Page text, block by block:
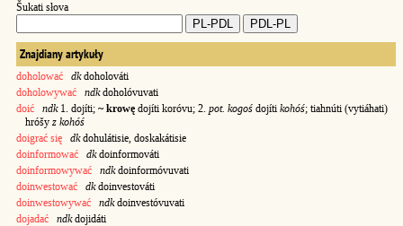
Šukati słova
Znajdiany artykuły
doholować dkdoholováti
doholowywać
ndkdoholóvuvati
doić
ndk1. dojíti; ~ krowę dojíti koróvu; 2. pot. kogoś dojíti kohóś; tiahnúti (vytiáhati)
hróšy z kohóś
doigrać się
dkdohulátisie, doskakátisie
doinformować
dkdoinformováti
doinformowywać
ndkdoinformóvuvati
doinwestować
dkdoinvestováti
doinwestowywać
ndkdoinvestóvuvati
dojadać
ndkdojidáti